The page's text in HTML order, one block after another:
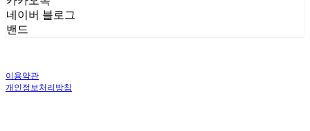
네이버 블로그
밴드
이용약관
개인정보처리방침